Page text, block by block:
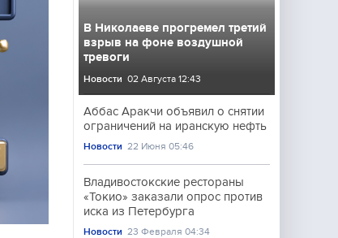
В Николаеве прогремел третий
взрыв на фоне воздушной
тревоги
Новости 02 Августа 12:43
Аббас Аракчи объявил о снятии
ограничений на иранскую нефть
Новости 22 Июня 05:46
Владивостокские рестораны
«Токио» заказали опрос против
иска из Петербурга
Новости 23 Февраля 04:34